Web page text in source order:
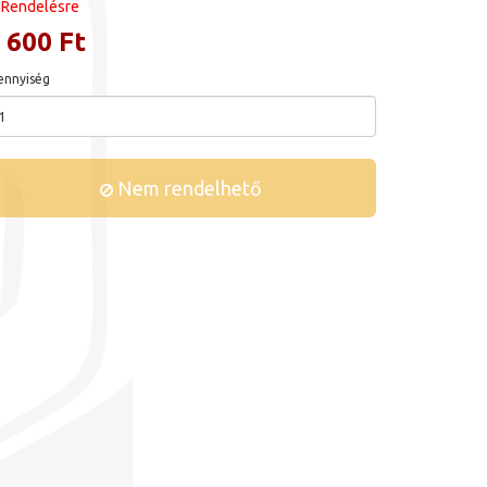
600 Ft
Nem rendelhető